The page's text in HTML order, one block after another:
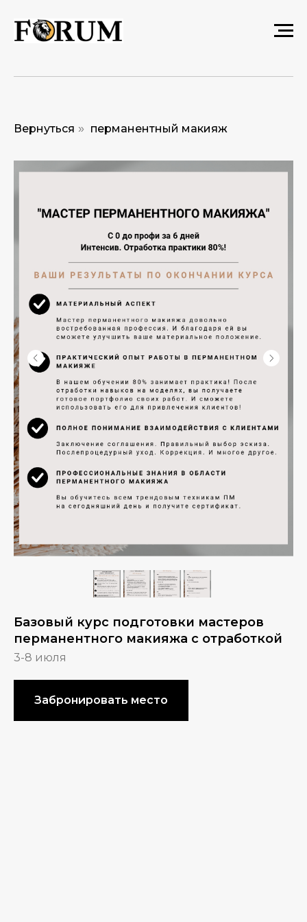
Вернуться » перманентный макияж
Базовый курс подготовки мастеров
перманентного макияжа с отработкой
3-8 июля
Забронировать место